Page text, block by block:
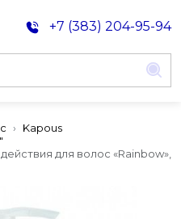
+7 (383) 204-95-94
Kapous
для волос «Rainbow»,